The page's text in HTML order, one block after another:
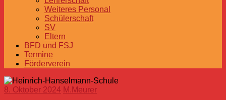
Weiteres Personal
Schülerschaft
SV
Eltern
BFD und FSJ
Termine
Förderverein
8. Oktober 2024 M.Meurer